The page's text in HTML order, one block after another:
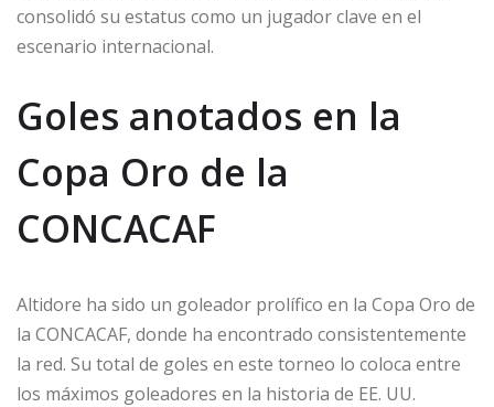
consolidó su estatus como un jugador clave en el
escenario internacional.
Goles anotados en la
Copa Oro de la
CONCACAF
Altidore ha sido un goleador prolífico en la Copa Oro de
la CONCACAF, donde ha encontrado consistentemente
la red. Su total de goles en este torneo lo coloca entre
los máximos goleadores en la historia de EE. UU.